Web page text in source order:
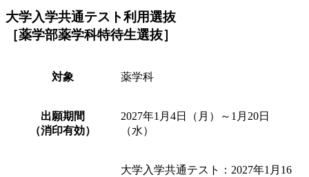
大学入学共通テスト利用選抜
［薬学部薬学科特待生選抜］
対象 薬学科
出願期間
（消印有効）
2027年1月4日（月）～1月20日
（水）
大学入学共通テスト：2027年1月16